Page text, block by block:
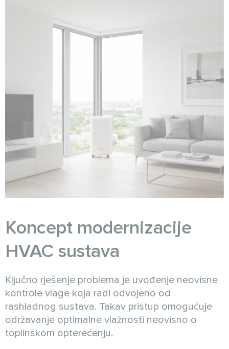
Koncept modernizacije
HVAC sustava
Ključno rješenje problema je uvođenje neovisne
kontrole vlage koja radi odvojeno od
rashladnog sustava. Takav pristup omogućuje
održavanje optimalne vlažnosti neovisno o
toplinskom opterećenju.